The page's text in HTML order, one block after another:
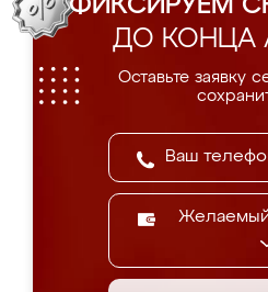
ФИКСИРУЕМ
ДО КОНЦА
Оставьте заявку